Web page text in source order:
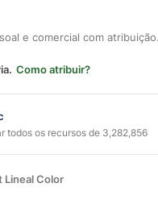
e comercial com atribuição.
Como atribuir?
todos os recursos de 3,282,856
Lineal Color